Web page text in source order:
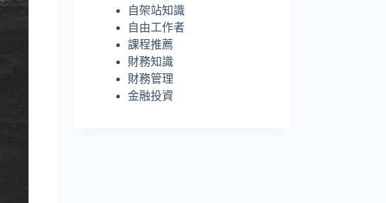
自架站知識
自由工作者
課程推薦
財務知識
財務管理
金融投資